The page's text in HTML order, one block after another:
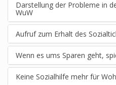
Darstellung der Probleme in
WuW
Aufruf zum Erhalt des
Wenn es ums Sparen geht,
Keine Sozialhilfe mehr für